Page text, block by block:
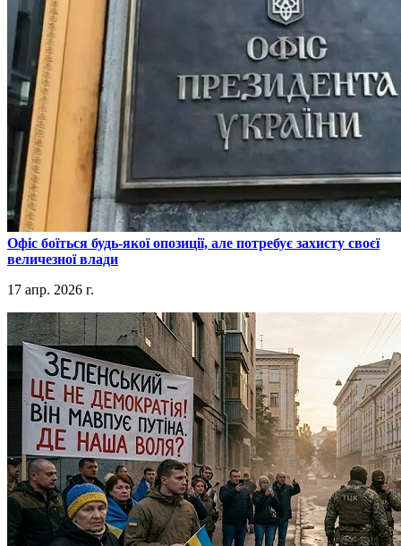
​Офіс боїться будь-якої опозиції, але потребує захисту своєї
величезної влади
17 апр. 2026 г.